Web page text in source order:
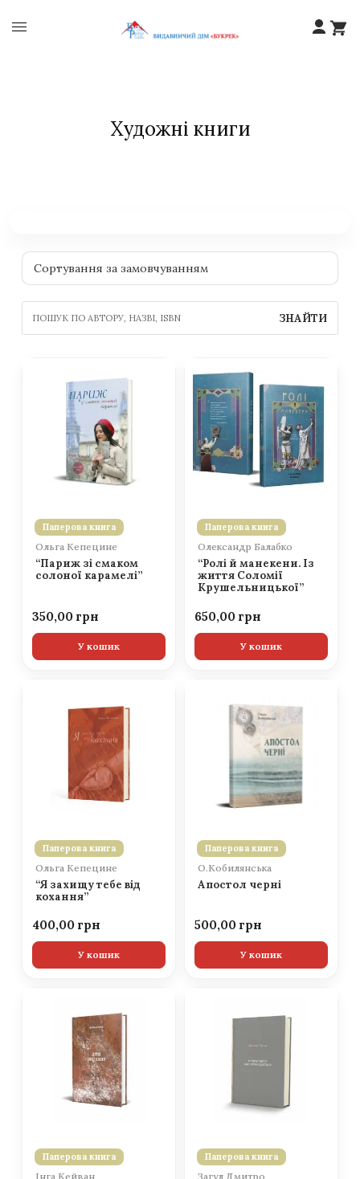
Художні книги
ЗНАЙТИ
Паперова книга
Ольга Кепецине
“Париж зі смаком
солоної карамелі”
350,00
У кошик
Паперова книга
Олександр Балабко
“Ролі й манекени. Із
життя Соломії
Крушельницької”
650,00
У кошик
Паперова книга
Ольга Кепецине
“Я захищу тебе від
кохання”
400,00
У кошик
Паперова книга
О.Кобилянська
Апостол черні
500,00
У кошик
Паперова книга
Інга Кейван
Паперова книга
Загул Дмитро